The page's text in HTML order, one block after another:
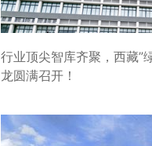
行业顶尖智库齐聚，西藏”
龙圆满召开！